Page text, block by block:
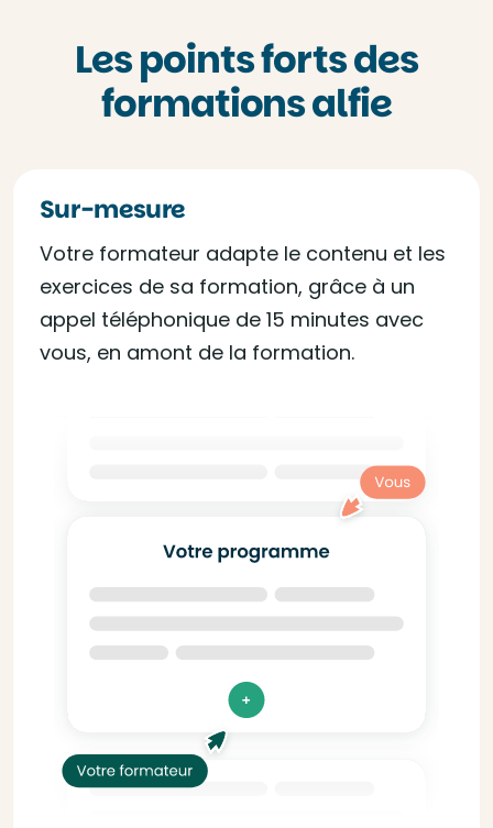
Les points forts des
formations alfie
Sur-mesure
Votre formateur adapte le contenu et les
exercices de sa formation, grâce à un
appel téléphonique de 15 minutes avec
vous, en amont de la formation.